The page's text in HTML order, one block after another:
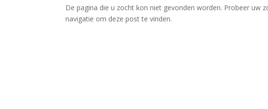
De pagina die u zocht kon niet gevonden worden. Probeer uw
navigatie om deze post te vinden.